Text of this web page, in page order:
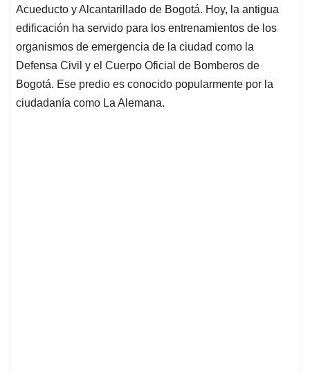
Acueducto y Alcantarillado de Bogotá. Hoy, la antigua
edificación ha servido para los entrenamientos de los
organismos de emergencia de la ciudad como la
Defensa Civil y el Cuerpo Oficial de Bomberos de
Bogotá. Ese predio es conocido popularmente por la
ciudadanía como La Alemana.